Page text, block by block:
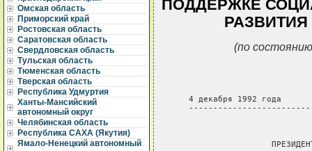
Омская область
Приморский край
Ростовская область
Саратовская область
Свердловская область
Тульская область
Тюменская область
Тверская область
Республика Удмуртия
Ханты-Мансийский
автономный округ
Челябинская область
Республика САХА (Якутия)
Ямало-Ненецкий автономный
ПОДДЕРЖКЕ
(по
4 декабря 1992 года